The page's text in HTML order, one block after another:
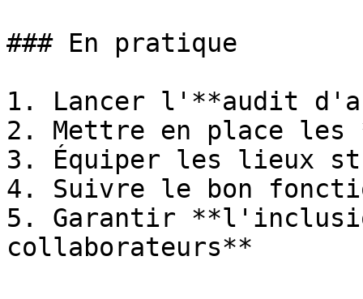
### En pratique
1. Lancer l'**audit
2. Mettre en place les
3. Équiper les lieux
4. Suivre le bon
5. Garantir